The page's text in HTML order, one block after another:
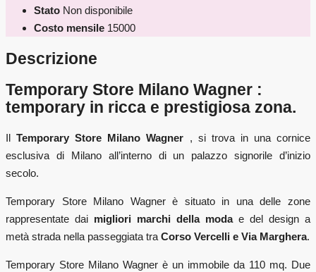
Stato Non disponibile
Costo mensile 15000
Descrizione
Temporary Store Milano Wagner :
temporary in ricca e prestigiosa zona.
IlTemporary Store Milano Wagner , si trova in una cornice
esclusiva di Milano all’interno di un palazzo signorile d’inizio
secolo.
Temporary Store Milano Wagner è situato in una delle zone
rappresentate dai migliori marchi della modae del design a
metà strada nella passeggiata tra Corso Vercelli e Via Marghera.
Temporary Store Milano Wagner è un immobile da 110 mq. Due